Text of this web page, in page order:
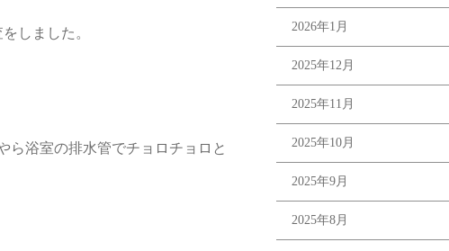
しました。
ら浴室の排水管でチョロチョロと
2026年1月
2025年12月
2025年11月
2025年10月
2025年9月
2025年8月